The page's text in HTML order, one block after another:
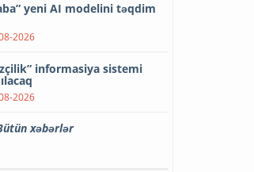
yeni AI modelini təqdim
2026
informasiya sistemi
2026
xəbərlər